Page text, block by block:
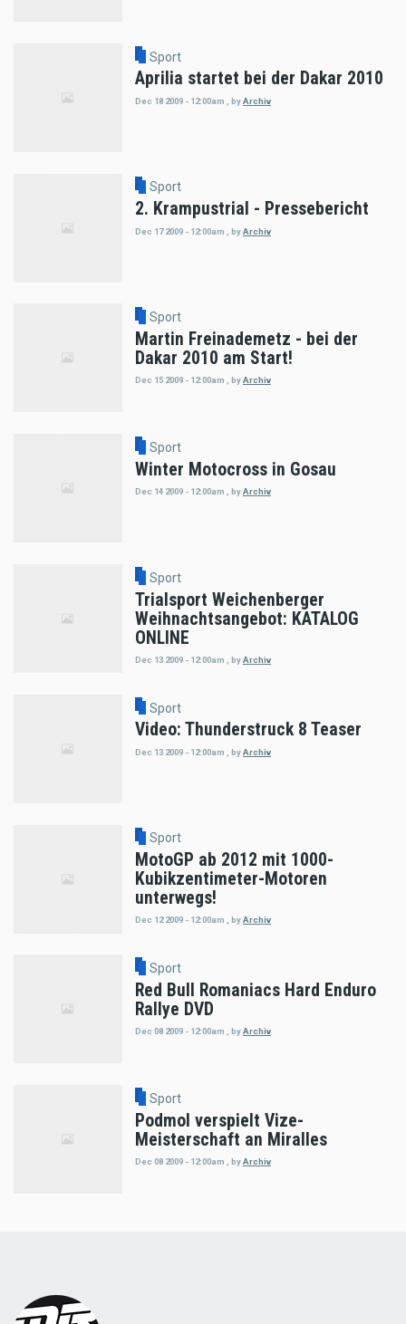
Sport
Aprilia startet bei der Dakar 2010
Dec 18 2009 - 12:00am byArchiv
Sport
2. Krampustrial - Pressebericht
Dec 17 2009 - 12:00am byArchiv
Sport
Martin Freinademetz - bei der
Dakar 2010 am Start!
Dec 15 2009 - 12:00am , byArchiv
Sport
Winter Motocross in Gosau
Dec 14 2009 - 12:00am byArchiv
Sport
Trialsport Weichenberger
Weihnachtsangebot: KATALOG
ONLINE
Dec 13 2009 - 12:00am byArchiv
Sport
Video: Thunderstruck 8 Teaser
Dec 13 2009 - 12:00am byArchiv
Sport
MotoGP ab 2012 mit 1000-
Kubikzentimeter-Motoren
unterwegs!
Dec 12 2009 - 12:00am , byArchiv
Sport
Red Bull Romaniacs Hard Enduro
Rallye DVD
Dec 08 2009 - 12:00am byArchiv
Sport
Podmol verspielt Vize-
Meisterschaft an Miralles
Dec 08 2009 - 12:00am byArchiv